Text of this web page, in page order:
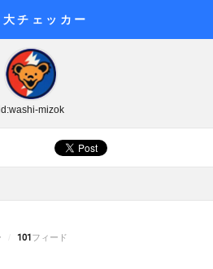
大チェッカ ー
mizok
101フィード